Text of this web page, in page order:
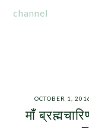
channel
OCTOBER 1,
माँ